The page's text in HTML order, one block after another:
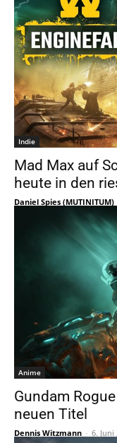
Indie
Mad Max auf
heute in den
Daniel Spies (MUTINITUM)
Anime
Gundam
neuen Titel
Dennis Witzmann - 6. Juni